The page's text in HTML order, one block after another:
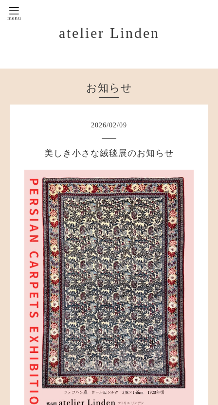
atelier Linden
お知らせ
2026/02/09
美しき小さな絨毯展のお知らせ